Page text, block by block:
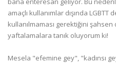
amaçlı kullanımlar dışında
kullanılmaması gerektiğini
yaftalamalara tanık oluyorum ki!
Mesela "efemine gey", "kadınsı